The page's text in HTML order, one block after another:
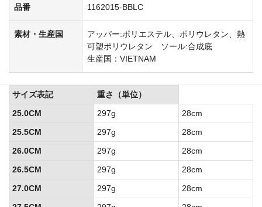
品番 1162015-BBLC
素材・生産国
アッパー:ポリエステル、ポリウレタン、熱
可塑ポリウレタン ソール:合成底
生産国：VIETNAM
サイズ表記
重さ（単位）
25.0CM
297g
28cm
25.5CM
297g
28cm
26.0CM
297g
28cm
26.5CM
297g
28cm
27.0CM
297g
28cm